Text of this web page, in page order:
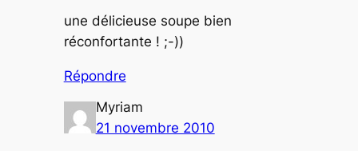
une délicieuse soupe bien
réconfortante ! ;-))
Répondre
Myriam
21 novembre 2010